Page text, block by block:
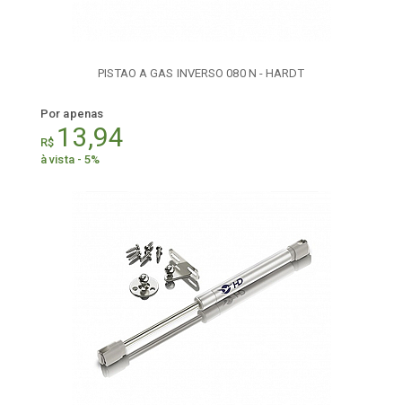
PISTAO A GAS INVERSO 080 N - HARDT
Por apenas
R$ 13,94
à vista - 5%